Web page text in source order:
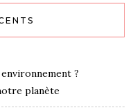
?
planète